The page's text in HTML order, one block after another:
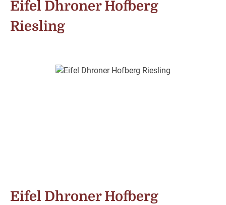
Eifel Dhroner Hofberg
Riesling
Bildergalerie überspringen
Eifel Dhroner Hofberg